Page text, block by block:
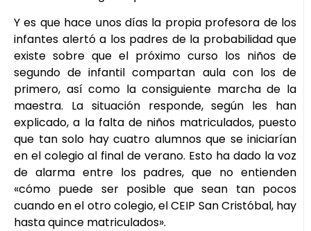
Y es que hace unos días la propia profesora de los
infantes alertó a los padres de la probabilidad que
existe sobre que el próximo curso los niños de
segundo de infantil compartan aula con los de
primero, así como la consiguiente marcha de la
maestra. La situación responde, según les han
explicado, a la falta de niños matriculados, puesto
que tan solo hay cuatro alumnos que se iniciarían
en el colegio al final de verano. Esto ha dado la voz
de alarma entre los padres, que no entienden
«cómo puede ser posible que sean tan pocos
cuando en el otro colegio, el CEIP San Cristóbal, hay
hasta quince matriculados».